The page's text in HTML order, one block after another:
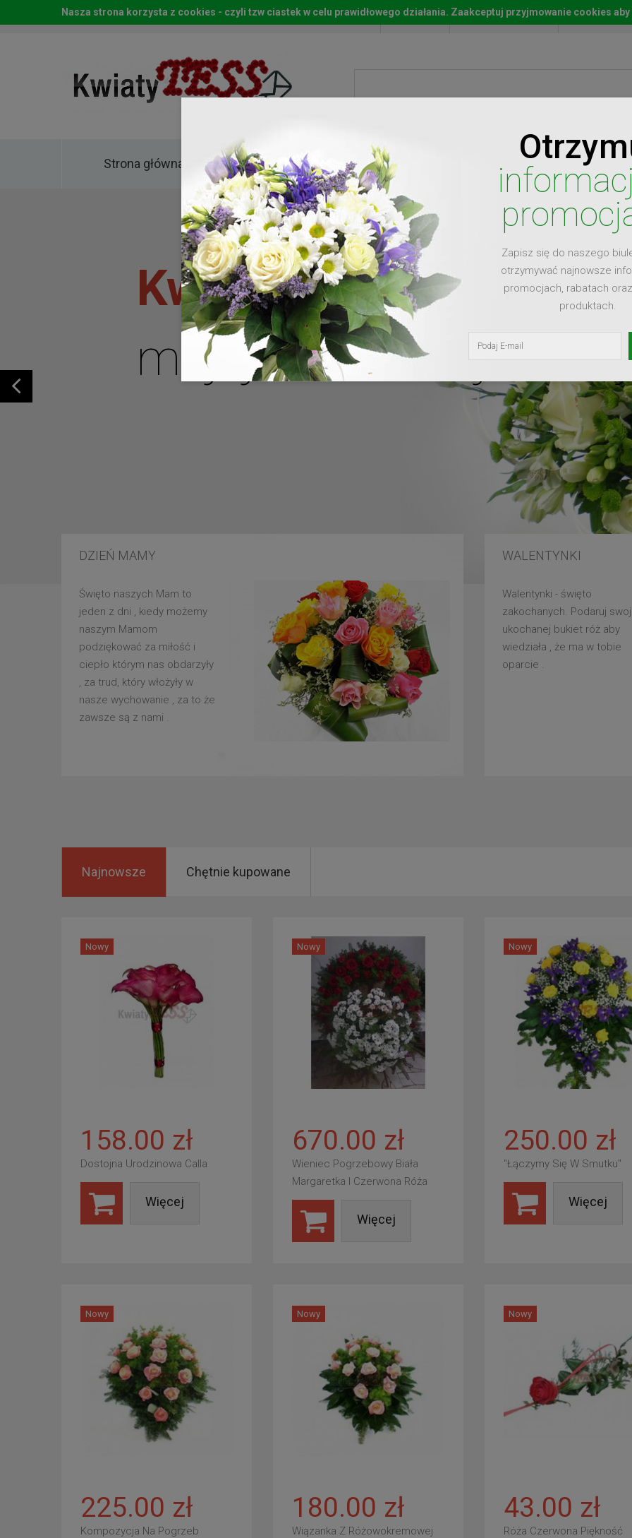
Start Moje konto Lista
Strona główna Kwiaty
Kwiaty dla
mojej ukochanej
DZIEŃ MAMY
Święto naszych Mam to
jeden z dni , kiedy możemy
naszym Mamom
podziękować za miłość i
ciepło którym nas obdarzyły
, za trud, który włożyły w
nasze wychowanie , za to że
zawsze są z nami .
WALENTYNKI
Walentynki - święto
zakochanych. Podaruj
ukochanej bukiet róż aby
wiedziała , że ma w tobie
oparcie .
Zapisz się do naszego
otrzymywać najnowsze
promocjach, rabatach
produktach.
Najnowsze Chętnie kupowane
Nowy
158.00 zł
Dostojna Urodzinowa Calla
Więcej
Nowy
670.00 zł
Wieniec Pogrzebowy Biała
Margaretka I Czerwona Róża
Więcej
Nowy
250.00 zł
"Łączymy Się W Smutku"
Więcej
Nowy
225.00 zł
Kompozycja Na Pogrzeb
Nowy
180.00 zł
Wiązanka Z Różowokremowej
Nowy
43.00 zł
Róża Czerwona Piękność
Nasza strona korzysta z cookies - czyli tzw ciastek w celu prawidłowego działania. Zaakceptuj przyjmowanie cookies